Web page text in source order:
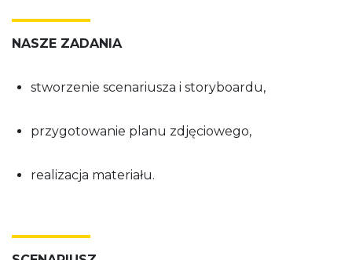
NASZE ZADANIA
stworzenie scenariusza i storyboardu,
przygotowanie planu zdjęciowego,
realizacja materiału.